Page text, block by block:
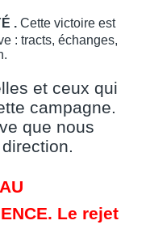
. Cette victoire est
: tracts, échanges,
et ceux qui
campagne.
que nous
Le rejet